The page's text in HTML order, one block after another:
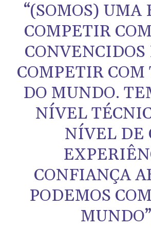
“(SOMOS) UMA
COMPETIR
COMPETIR COM
DO MUNDO.
NÍVEL
NÍVEL DE
CONFIANÇA
PODEMOS